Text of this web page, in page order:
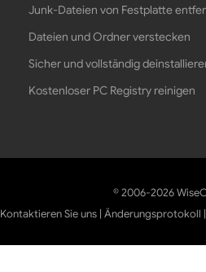
Junk-Dateien von Festplatte
Dateien und Ordner verstecken
Sicher und vollständig
Kostenloser PC Registry reinigen
© 2006-2026
Kontaktieren Sie uns |Änderungsprotokoll